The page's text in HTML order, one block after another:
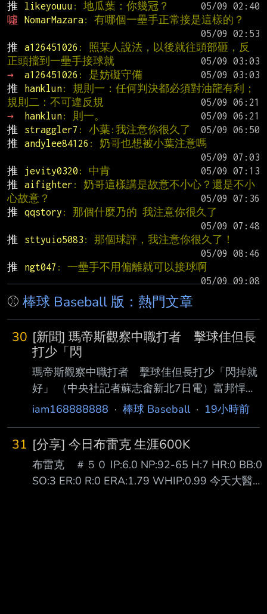
推
likeyouuu : 地瓜葉：你幾冠？
噓
NomarMazara: 有哪個一壘手正常接是這樣的？
推
a126451026 : 照某人說法，以後就往頭部砸，反
正頭擋到一壘手接球就
→
a126451026 : 是妨礙守備
推
hanklun: 規則一：任何判決都必須對油龍有利；
規則二：不可違反規
→
hanklun: 則一。
推
straggler7 : 小葉:我注意你很久了
推
andylee84126 : 奶哥也想被小葉注意嗎
推
jevity0320 : 中肯
推
aifighter : 奶哥這樣講是故意不小心？還是不小
心故意？
推
qqstory : 那個什麼乃的 我注意你很久了
推
sttyuio5083 : 那個球評，我注意你很久了！
推
ngt047 : 一壘手不用偏離就可以接球啊
⚾ 棒球 Baseball 版：熱門文章
30 [新聞] 瑪帝斯觀察中職打者 擊球佳但長
打少「閃
瑪帝斯觀察中職打者 擊球佳但長打少「閃掉就
好」 （中央社記者蘇志畬新北7日電）富邦悍將
隊新洋投瑪帝斯帶著在二軍投出最快151公里的
棒打者的擊球能力好，但長打者較少，「 閃掉
他就好。」 瑪帝斯（Quinton Martinez）現身新
莊棒球場，備戰明天先發工作，今天接受媒體聯
訪時 表示，很期待能夠與這裡最好的打者對
iam168888888 · 棒球 Baseball· 19小時前
31 [分享] 今日布雷克 生涯600K
布雷克 ＃５０ IP:6.0 NP:92-65 H:7 HR:0 BB:0
SO:3 ER:0 R:0 ERA:1.79 WHIP:0.99 今天大醫生